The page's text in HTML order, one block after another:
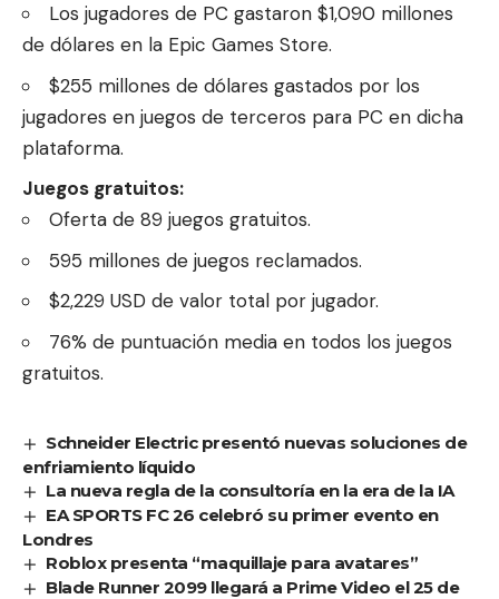
Los jugadores de PC gastaron $1,090 millones
de dólares en la Epic Games Store.
$255 millones de dólares gastados por los
jugadores en juegos de terceros para PC en dicha
plataforma.
Juegos gratuitos:
Oferta de 89 juegos gratuitos.
595 millones de juegos reclamados.
$2,229 USD de valor total por jugador.
76% de puntuación media en todos los juegos
gratuitos.
Schneider Electric presentó nuevas soluciones de
enfriamiento líquido
La nueva regla de la consultoría en la era de la IA
EA SPORTS FC 26 celebró su primer evento en
Londres
Roblox presenta “maquillaje para avatares”
Blade Runner 2099 llegará a Prime Video el 25 de